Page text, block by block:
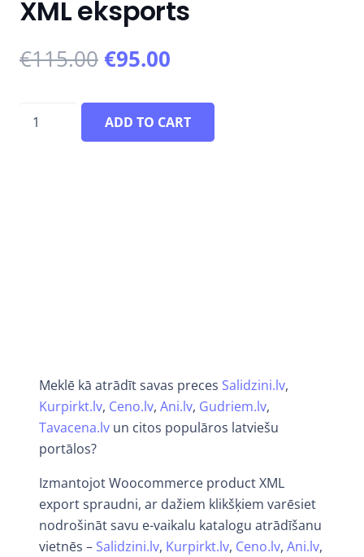
XML eksports
€115.00 €95.00
ADD TO CART
Meklē kā atrādīt savas preces Salidzini.lv,
Kurpirkt.lv, Ceno.lv, Ani.lv, Gudriem.lv,
Tavacena.lv un citos populāros latviešu
portālos?
Izmantojot Woocommerce product XML
export spraudni, ar dažiem klikšķiem varēsiet
nodrošināt savu e-vaikalu katalogu atrādīšanu
vietnēs – Salidzini.lv, Kurpirkt.lv, Ceno.lv, Ani.lv,